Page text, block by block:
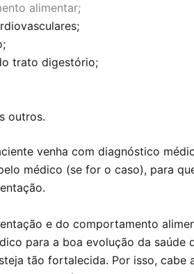
alimentar;
trato digestório;
outros.
venha com diagnóstico
médico (se for o caso), para
e do comportamento
para a boa evolução da saúde
tão fortalecida. Por isso, cabe